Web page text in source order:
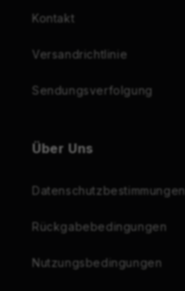
Kontakt
Versandrichtlinie
Sendungsverfolgung
Über Uns
Datenschutzbestimmungen
Rückgabebedingungen
Nutzungsbedingungen